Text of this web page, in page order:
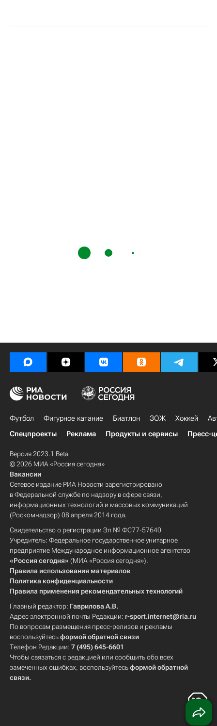
Футбол Фигурное катание Биатлон ЗОЖ Хоккей
Спецпроекты
Реклама Продукты и сервисы Пресс-
Версия 2023.1 Beta
© 2026 МИА «Россия сегодня»
Вакансии
Сетевое издание РИА Новости зарегистрировано
в Федеральной службе по надзору в сфере связи,
информационных технологий и массовых коммуникаций
(Роскомнадзор) 08 апреля 2014 года.
Свидетельство о регистрации Эл № ФС77-57640
Учредитель: Федеральное государственное унитарное
предприятие Международное информационное агентство
«Россия сегодня» (МИА «Россия сегодня»).
Правила использования материалов
Политика конфиденциальности
Правила применения рекомендательных технологий
Главный редактор: Гаврилова А.В.
Адрес электронной почты Редакции: r-sport.internet@ria.ru
По вопросам размещения пресс-релизов и рекламы
воспользуйтесьформой обратной связи
Телефон Редакции: 7 (495) 645-6601
Чтобы связаться с редакцией или сообщить обо всех
замеченных ошибках, воспользуйтесьформой обратной
связи.